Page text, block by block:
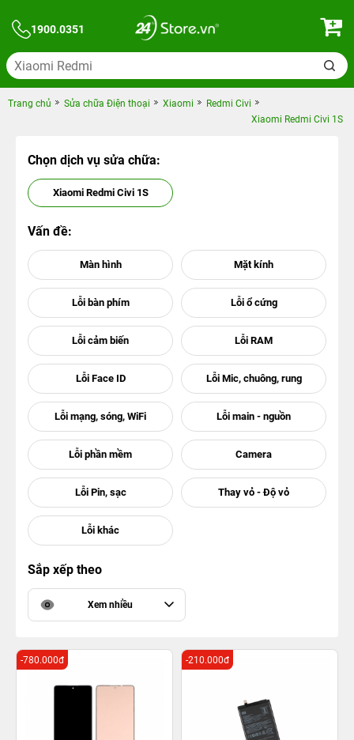
1900.0351
Trang chủ Sửa chữa Điện thoại Xiaomi
Redmi Civi
Xiaomi Redmi Civi 1S
Chọn dịch vụ sửa chữa:
Xiaomi Redmi Civi 1S
Vấn đề:
Sắp xếp theo
Xem nhiều
-780.000đ -210.000đ